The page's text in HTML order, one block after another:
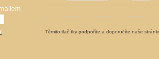
Těmito tlačítky podpoříte a doporučíte naše